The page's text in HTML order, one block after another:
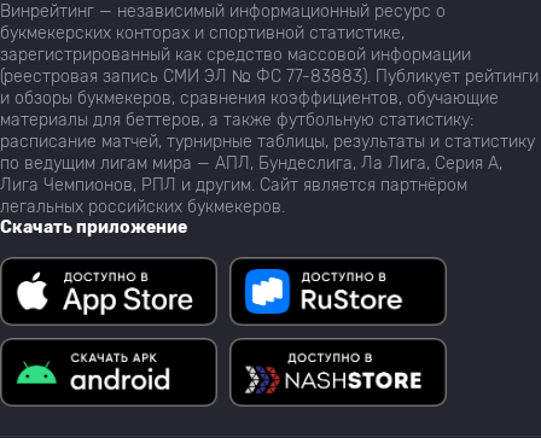
Винрейтинг — независимый информационный ресурс о
букмекерских конторах и спортивной статистике,
зарегистрированный как средство массовой информации
(реестровая запись СМИ ЭЛ № ФС 77-83883). Публикует рейтинги
и обзоры букмекеров, сравнения коэффициентов, обучающие
материалы для беттеров, а также футбольную статистику:
расписание матчей, турнирные таблицы, результаты и статистику
по ведущим лигам мира — АПЛ, Бундеслига, Ла Лига, Серия А,
Лига Чемпионов, РПЛ и другим. Сайт является партнёром
легальных российских букмекеров.
Скачать приложение